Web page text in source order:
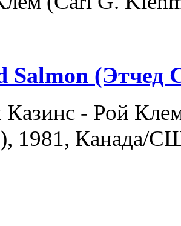
Salmon (Этчед
- Рой
1981, Канада/